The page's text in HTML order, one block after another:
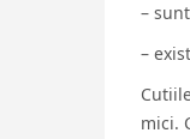
–
–
mici.